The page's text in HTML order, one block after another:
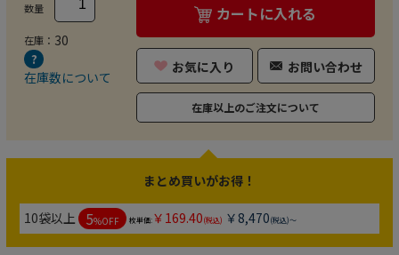
数量
在庫： 30
在庫数について
カートに入れる
お気に入り お問い合わせ
在庫以上のご注文について
まとめ買いがお得！
10袋以上 5%OFF 枚単価:￥169.40(税込) ￥8,470(税込)～